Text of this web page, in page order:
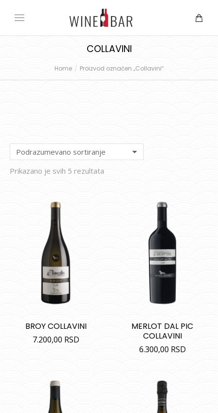
COLLAVINI
You are here:Home Proizvod označen „Collavini“
Prikazano je svih 5 rezultata
BROY COLLAVINI
7.200,00 RSD
MERLOT DAL PIC
COLLAVINI
6.300,00 RSD